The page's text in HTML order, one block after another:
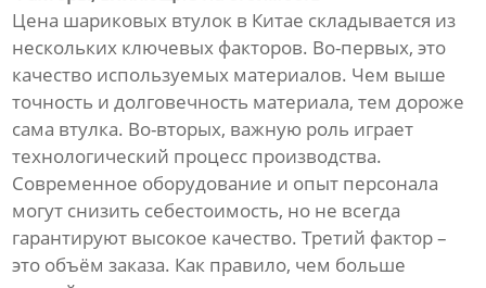
Цена шариковых втулок в Китае складывается из
нескольких ключевых факторов. Во-первых, это
качество используемых материалов. Чем выше
точность и долговечность материала, тем дороже
сама втулка. Во-вторых, важную роль играет
технологический процесс производства.
Современное оборудование и опыт персонала
могут снизить себестоимость, но не всегда
гарантируют высокое качество. Третий фактор –
это объём заказа. Как правило, чем больше